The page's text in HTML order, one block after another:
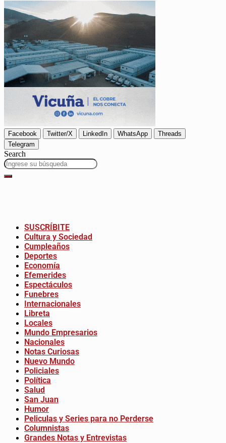
Facebook Twitter/X LinkedIn WhatsApp
Threads
Telegram
Search
SUSCRÍBITE
Cultura y Sociedad
Cumpleaños
Deportes
Economía
Efemerides
Espectáculos
Funebres
Internacionales
Libreta
Locales
Mundo Empresarios
Nacionales
Notas Curiosas
Nuevo Mundo
Policiales
Política
Salud
San Juan
Humor
Peliculas y Series para no Perderse
Columnistas
Grandes Notas y Entrevistas